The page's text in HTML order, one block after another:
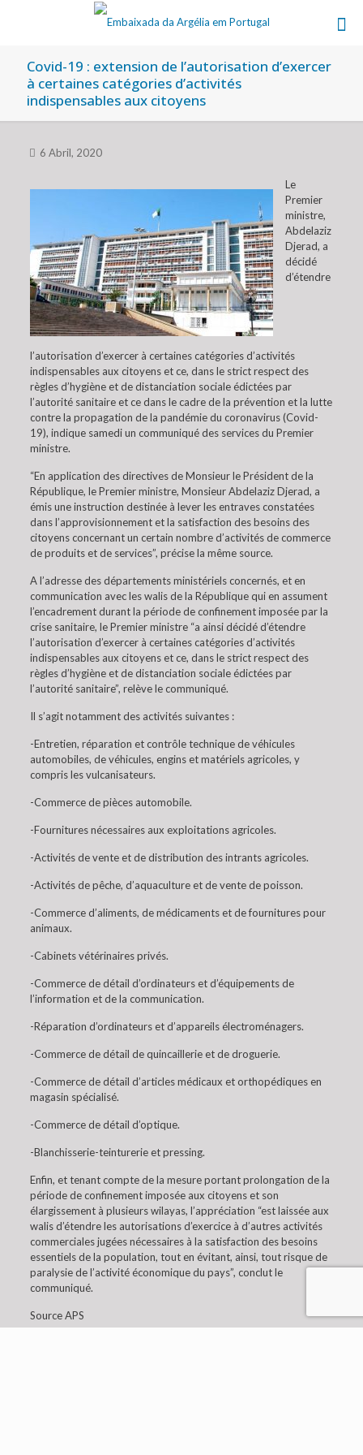
Covid-19 : extension de l’autorisation d’exercer
à certaines catégories d’activités
indispensables aux citoyens
6 Abril, 2020
Le
Premier
ministre,
Abdelaziz
Djerad, a
décidé
d’étendre
l’autorisation d’exercer à certaines catégories d’activités
indispensables aux citoyens et ce, dans le strict respect des
règles d’hygiène et de distanciation sociale édictées par
l’autorité sanitaire et ce dans le cadre de la prévention et la lutte
contre la propagation de la pandémie du coronavirus (Covid-
19), indique samedi un communiqué des services du Premier
ministre.
“En application des directives de Monsieur le Président de la
République, le Premier ministre, Monsieur Abdelaziz Djerad, a
émis une instruction destinée à lever les entraves constatées
dans l’approvisionnement et la satisfaction des besoins des
citoyens concernant un certain nombre d’activités de commerce
de produits et de services”, précise la même source.
A l’adresse des départements ministériels concernés, et en
communication avec les walis de la République qui en assument
l’encadrement durant la période de confinement imposée par la
crise sanitaire, le Premier ministre “a ainsi décidé d’étendre
l’autorisation d’exercer à certaines catégories d’activités
indispensables aux citoyens et ce, dans le strict respect des
règles d’hygiène et de distanciation sociale édictées par
l’autorité sanitaire”, relève le communiqué.
Il s’agit notamment des activités suivantes :
-Entretien, réparation et contrôle technique de véhicules
automobiles, de véhicules, engins et matériels agricoles, y
compris les vulcanisateurs.
-Commerce de pièces automobile.
-Fournitures nécessaires aux exploitations agricoles.
-Activités de vente et de distribution des intrants agricoles.
-Activités de pêche, d’aquaculture et de vente de poisson.
-Commerce d’aliments, de médicaments et de fournitures pour
animaux.
-Cabinets vétérinaires privés.
-Commerce de détail d’ordinateurs et d’équipements de
l’information et de la communication.
-Réparation d’ordinateurs et d’appareils électroménagers.
-Commerce de détail de quincaillerie et de droguerie.
-Commerce de détail d’articles médicaux et orthopédiques en
magasin spécialisé.
-Commerce de détail d’optique.
-Blanchisserie-teinturerie et pressing.
Enfin, et tenant compte de la mesure portant prolongation de la
période de confinement imposée aux citoyens et son
élargissement à plusieurs wilayas, l’appréciation “est laissée aux
walis d’étendre les autorisations d’exercice à d’autres activités
commerciales jugées nécessaires à la satisfaction des besoins
essentiels de la population, tout en évitant, ainsi, tout risque de
paralysie de l’activité économique du pays”, conclut le
communiqué.
Source APS